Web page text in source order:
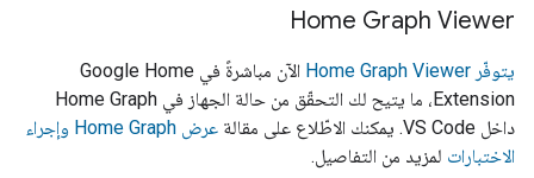
Home Graph Viewer
يتوفّر Home Graph Viewer الآن مباشرةً في Google Home
Extension
، ما يتيح لك التحقّق من حالة الجهاز في Home Graph
داخل VS Code. يمكنك الاطّلاع على مقالة
عرض Home Graph وإجراء
الاختبارات لمزيد من التفاصيل.